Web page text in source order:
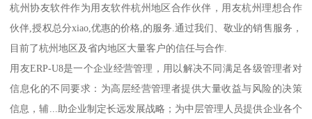
杭州协友软件作为用友软件杭州地区合作伙伴，用友杭州理想合作
伙伴,授权总分xiao,优惠的价格,的服务.通过我们、敬业的销售服务，
目前了杭州地区及省内地区大量客户的信任与合作.
用友ERP-U8是一个企业经营管理，用以解决不同满足各级管理者对
信息化的不同要求：为高层经营管理者提供大量收益与风险的决策
信息，辅...助企业制定长远发展战略；为中层管理人员提供企业各个